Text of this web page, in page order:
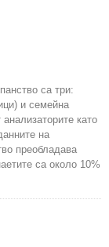
са три:
и семейна
като
на
преобладава
са около 10%